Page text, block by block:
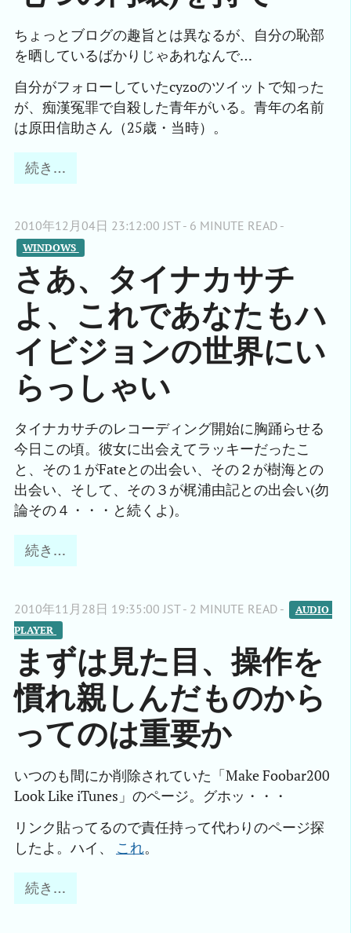
ちょっとブログの趣旨とは異なるが、自分の恥部
を晒しているばかりじゃあれなんで…
自分がフォローしていたcyzoのツイットで知った
が、痴漢冤罪で自殺した青年がいる。青年の名前
は原田信助さん（25歳・当時）。
続き…
2010年12月04日 23:12:00 JST - 6 MINUTE READ -
WINDOWS
さあ、タイナカサチ
よ、これであなたもハ
イビジョンの世界にい
らっしゃい
タイナカサチのレコーディング開始に胸踊らせる
今日この頃。彼女に出会えてラッキーだったこ
と、その１がFateとの出会い、その２が樹海との
出会い、そして、その３が梶浦由記との出会い(勿
論その４・・・と続くよ)。
続き…
2010年11月28日 19:35:00 JST - 2 MINUTE READ -
AUDIO
PLAYER
まずは見た目、操作を
慣れ親しんだものから
ってのは重要か
いつのも間にか削除されていた「Make Foobar200
Look Like iTunes」のページ。グホッ・・・
リンク貼ってるので責任持って代わりのページ探
したよ。ハイ、 これ。
続き…